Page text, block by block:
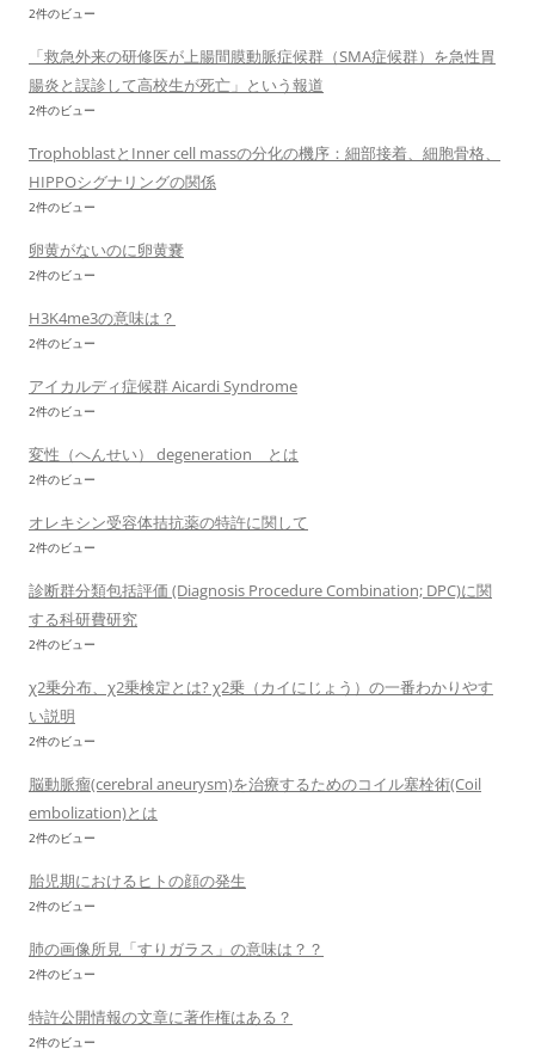
2件のビュー
「救急外来の研修医が上腸間膜動脈症候群（SMA症候群）を急性胃
腸炎と誤診して高校生が死亡」という報道
2件のビュー
TrophoblastとInner cell massの分化の機序：細部接着、細胞骨格、
HIPPOシグナリングの関係
2件のビュー
卵黄がないのに卵黄嚢
2件のビュー
H3K4me3の意味は？
2件のビュー
アイカルディ症候群 Aicardi Syndrome
2件のビュー
変性（へんせい） degeneration とは
2件のビュー
オレキシン受容体拮抗薬の特許に関して
2件のビュー
診断群分類包括評価 (Diagnosis Procedure Combination; DPC)に関
する科研費研究
2件のビュー
χ2乗分布、χ2乗検定とは? χ2乗（カイにじょう）の一番わかりやす
い説明
2件のビュー
脳動脈瘤(cerebral aneurysm)を治療するためのコイル塞栓術(Coil
embolization)とは
2件のビュー
胎児期におけるヒトの顔の発生
2件のビュー
肺の画像所見「すりガラス」の意味は？？
2件のビュー
特許公開情報の文章に著作権はある？
2件のビュー